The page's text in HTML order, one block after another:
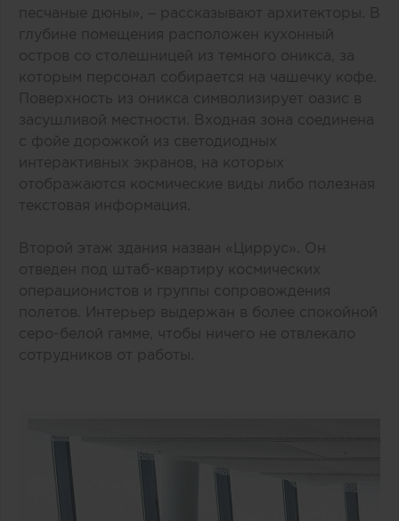
песчаные дюны», – рассказывают архитекторы. В
глубине помещения расположен кухонный
остров со столешницей из темного оникса, за
которым персонал собирается на чашечку кофе.
Поверхность из оникса символизирует оазис в
засушливой местности. Входная зона соединена
с фойе дорожкой из светодиодных
интерактивных экранов, на которых
отображаются космические виды либо полезная
текстовая информация.
Второй этаж здания назван «Циррус». Он
отведен под штаб-квартиру космических
операционистов и группы сопровождения
полетов. Интерьер выдержан в более спокойной
серо-белой гамме, чтобы ничего не отвлекало
сотрудников от работы.